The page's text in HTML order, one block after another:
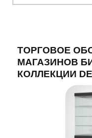
ТОРГОВОЕ
МАГАЗИНОВ
КОЛЛЕКЦИИ DE